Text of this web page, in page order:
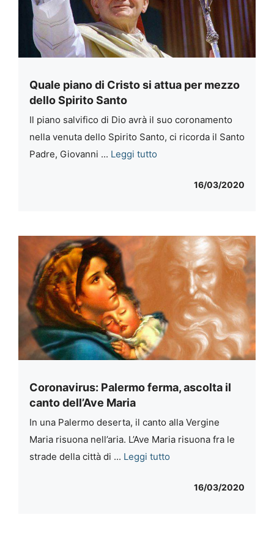
Quale piano di Cristo si attua per mezzo
dello Spirito Santo
Il piano salvifico di Dio avrà il suo coronamento
nella venuta dello Spirito Santo, ci ricorda il Santo
Padre, Giovanni ... Leggi tutto
16/03/2020
Coronavirus: Palermo ferma, ascolta il
canto dell’Ave Maria
In una Palermo deserta, il canto alla Vergine
Maria risuona nell’aria. L’Ave Maria risuona fra le
strade della città di ... Leggi tutto
16/03/2020